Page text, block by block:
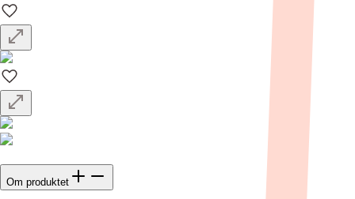
Om produktet